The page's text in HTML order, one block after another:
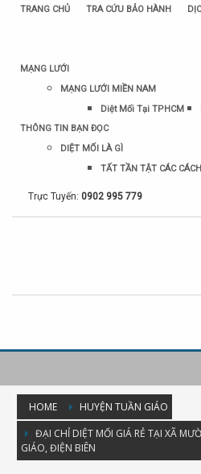
TRANG CHỦ TRA CỨU BẢO HÀNH
MẠNG LƯỚI
MẠNG LƯỚI MIỀN NAM
Diệt Mối Tại TPHCM
THÔNG TIN BẠN ĐỌC
DIỆT MỐI LÀ GÌ
TẤT TẦN TẬT CÁC
Trực Tuyến: 0902 995 779
HOME
HUYỆN TUẦN GIÁO
ĐẠI CHỈ DIỆT MỐI GIÁ RẺ TẠI XÃ
GIÁO, ĐIỆN BIÊN